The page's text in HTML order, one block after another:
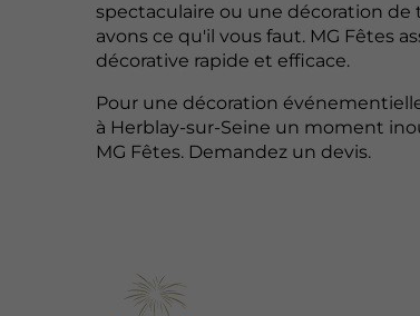
spectaculaire ou une décoration de
avons ce qu'il vous faut. MG Fêtes
décorative rapide et efficace.
Pour une décoration
à Herblay-sur-Seine un moment
MG Fêtes. Demandez un devis.